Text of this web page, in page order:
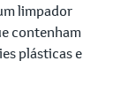
limpador
contenham
plásticas e